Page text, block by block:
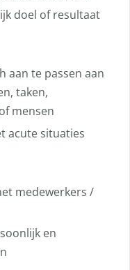
doel of resultaat
aan te passen aan
taken,
mensen
acute situaties
medewerkers /
en